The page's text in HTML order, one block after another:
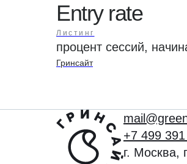
Entry rate
Листинг
процент сессий,
Гринсайт
+7 499
г. Москва,